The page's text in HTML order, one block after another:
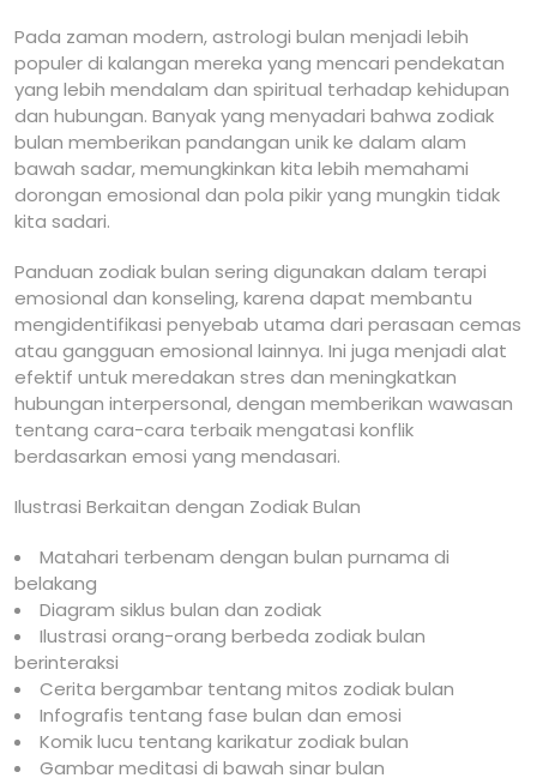
Pada zaman modern, astrologi bulan menjadi lebih
populer di kalangan mereka yang mencari pendekatan
yang lebih mendalam dan spiritual terhadap kehidupan
dan hubungan. Banyak yang menyadari bahwa zodiak
bulan memberikan pandangan unik ke dalam alam
bawah sadar, memungkinkan kita lebih memahami
dorongan emosional dan pola pikir yang mungkin tidak
kita sadari.
Panduan zodiak bulan sering digunakan dalam terapi
emosional dan konseling, karena dapat membantu
mengidentifikasi penyebab utama dari perasaan cemas
atau gangguan emosional lainnya. Ini juga menjadi alat
efektif untuk meredakan stres dan meningkatkan
hubungan interpersonal, dengan memberikan wawasan
tentang cara-cara terbaik mengatasi konflik
berdasarkan emosi yang mendasari.
Ilustrasi Berkaitan dengan Zodiak Bulan
Matahari terbenam dengan bulan purnama di
belakang
Diagram siklus bulan dan zodiak
Ilustrasi orang-orang berbeda zodiak bulan
berinteraksi
Cerita bergambar tentang mitos zodiak bulan
Infografis tentang fase bulan dan emosi
Komik lucu tentang karikatur zodiak bulan
Gambar meditasi di bawah sinar bulan